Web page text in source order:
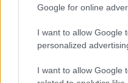
Google for online
I want to allow Google
personalized
I want to allow Google